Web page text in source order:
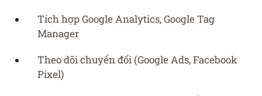
Tích hợp Google Analytics, Google Tag
Manager
Theo dõi chuyển đổi (Google Ads, Facebook
Pixel)